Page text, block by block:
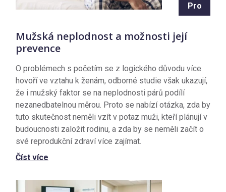
Pro
Mužská neplodnost a možnosti její
prevence
O problémech s početím se z logického důvodu více
hovoří ve vztahu k ženám, odborné studie však ukazují,
že i mužský faktor se na neplodnosti párů podílí
nezanedbatelnou měrou. Proto se nabízí otázka, zda by
tuto skutečnost neměli vzít v potaz muži, kteří plánují v
budoucnosti založit rodinu, a zda by se neměli začít o
své reprodukční zdraví více zajímat.
Číst více